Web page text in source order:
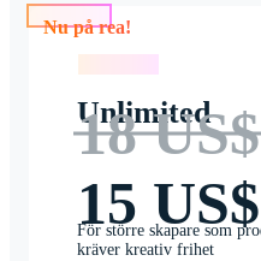
Nu på rea!
Unlimited
18 US$
15 US$
För större skapare som
kräver kreativ frihet